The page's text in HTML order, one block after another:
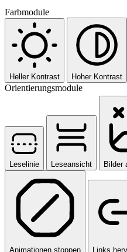
Farbmodule
Heller Kontrast Hoher Kontrast
Orientierungsmodule
Leselinie Leseansicht Bilder
Animationen stoppen Links